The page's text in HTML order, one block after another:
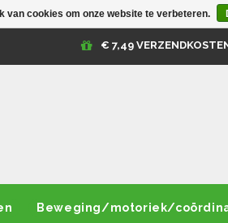
€ 7,49
Beweging/motoriek/
van cookies om onze website te verbeteren.